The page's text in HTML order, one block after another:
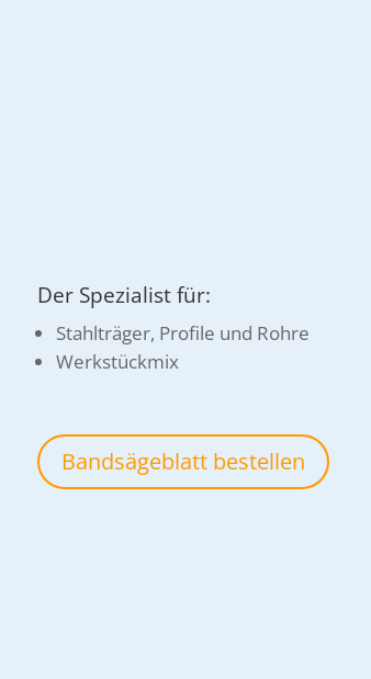
Der Spezialist für:
Stahlträger, Profile und Rohre
Werkstückmix
Bandsägeblatt bestellen